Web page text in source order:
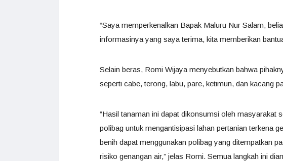
“Saya memperkenalkan Bapak Maluru Nur Salam,
informasinya yang saya terima, kita memberikan
Selain beras, Romi Wijaya menyebutkan bahwa
seperti cabe, terong, labu, pare, ketimun, dan kacang
“Hasil tanaman ini dapat dikonsumsi oleh masyarakat
polibag untuk mengantisipasi lahan pertanian terkena
benih dapat menggunakan polibag yang ditempatkan
risiko genangan air,” jelas Romi. Semua langkah ini